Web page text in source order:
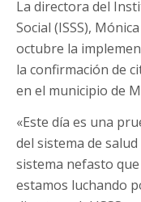
La directora del
Social (ISSS),
octubre la
la confirmación de
en el municipio de
«Este día es una
del sistema de
sistema nefasto
estamos luchando